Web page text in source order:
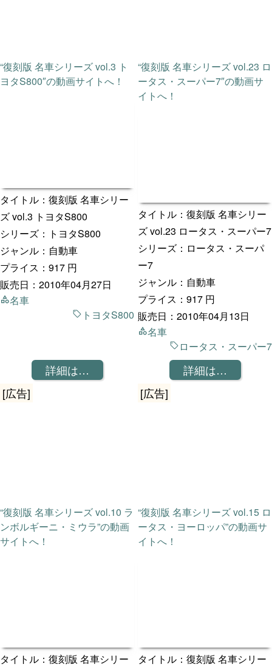
“復刻版 名車シリーズ vol.3 ト
ヨタS800″の動画サイトへ！
タイトル：復刻版 名車シリー
ズ vol.3 トヨタS800
シリーズ：トヨタS800
ジャンル：自動車
プライス：917 円
販売日：2010年04月27日
名車
トヨタS800
詳細は…
“復刻版 名車シリーズ vol.23 ロ
ータス・スーパー7″の動画サ
イトへ！
タイトル：復刻版 名車シリー
ズ vol.23 ロータス・スーパー7
シリーズ：ロータス・スーパ
ー7
ジャンル：自動車
プライス：917 円
販売日：2010年04月13日
名車
ロータス・スーパー7
詳細は…
[広告]
“復刻版 名車シリーズ vol.10 ラ
ンボルギーニ・ミウラ”の動画
サイトへ！
タイトル：復刻版 名車シリー
[広告]
“復刻版 名車シリーズ vol.15 ロ
ータス・ヨーロッパ”の動画サ
イトへ！
タイトル：復刻版 名車シリー